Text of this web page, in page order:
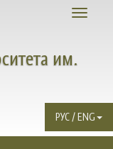
Toggle
им.
РУС / ENG